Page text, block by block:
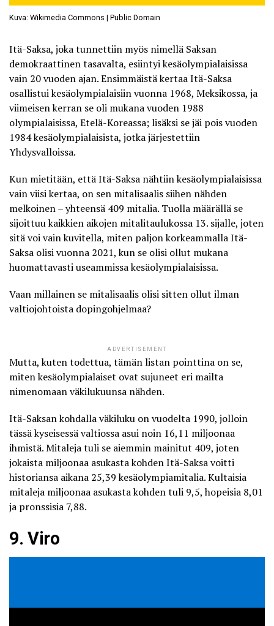
Kuva: Wikimedia Commons | Public Domain
Itä-Saksa, joka tunnettiin myös nimellä Saksan
demokraattinen tasavalta, esiintyi kesäolympialaisissa
vain 20 vuoden ajan. Ensimmäistä kertaa Itä-Saksa
osallistui kesäolympialaisiin vuonna 1968, Meksikossa, ja
viimeisen kerran se oli mukana vuoden 1988
olympialaisissa, Etelä-Koreassa; lisäksi se jäi pois vuoden
1984 kesäolympialaisista, jotka järjestettiin
Yhdysvalloissa.
Kun mietitään, että Itä-Saksa nähtiin kesäolympialaisissa
vain viisi kertaa, on sen mitalisaalis siihen nähden
melkoinen – yhteensä 409 mitalia. Tuolla määrällä se
sijoittuu kaikkien aikojen mitalitaulukossa 13. sijalle, joten
sitä voi vain kuvitella, miten paljon korkeammalla Itä-
Saksa olisi vuonna 2021, kun se olisi ollut mukana
huomattavasti useammissa kesäolympialaisissa.
Vaan millainen se mitalisaalis olisi sitten ollut ilman
valtiojohtoista dopingohjelmaa?
ADVERTISEMENT
Mutta, kuten todettua, tämän listan pointtina on se,
miten kesäolympialaiset ovat sujuneet eri mailta
nimenomaan väkilukuunsa nähden.
Itä-Saksan kohdalla väkiluku on vuodelta 1990, jolloin
tässä kyseisessä valtiossa asui noin 16,11 miljoonaa
ihmistä. Mitaleja tuli se aiemmin mainitut 409, joten
jokaista miljoonaa asukasta kohden Itä-Saksa voitti
historiansa aikana 25,39 kesäolympiamitalia. Kultaisia
mitaleja miljoonaa asukasta kohden tuli 9,5, hopeisia 8,01
ja pronssisia 7,88.
9. Viro